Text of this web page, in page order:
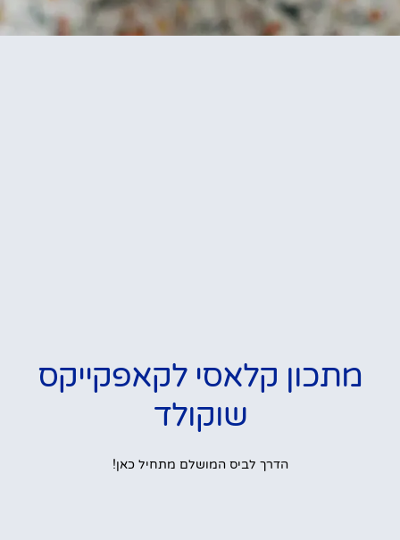
מתכון קלאסי לקאפקייקס
שוקולד
הדרך לביס המושלם מתחיל כאן!